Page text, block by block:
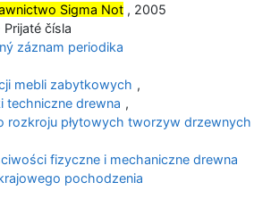
Sigma Not , 2005
čísla
záznam periodika
mebli zabytkowych ,
techniczne drewna ,
rozkroju płytowych tworzyw drzewnych
fizyczne i mechaniczne drewna
pochodzenia